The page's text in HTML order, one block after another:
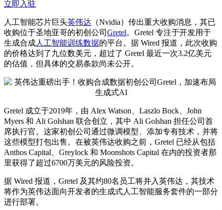
立即入驻
人工智能芯片巨头英伟达 （Nvidia）传出重大收购消息，其已
收购位于圣地亚哥的初创公司 Gretel。Gretel 专注于开发用于
生成合成人工智能训练数据的平台。据 Wired 报道，此次收购
的价格达到了九位数美元，超过了 Gretel 最近一次3.2亿美元
的估值，但具体的交易条款尚未公开。
Gretel 成立于2019年，由 Alex Watson、Laszlo Bock、John
Myers 和 Ali Golshan 联合创立，其中 Ali Golshan 担任公司首
席执行官。这家初创公司通过微调模型、添加专有技术，并将
这些模型打包出售。在被英伟达收购之前，Gretel 已经从包括
Anthos Capital、Greylock 和 Moonshots Capital 在内的投资者那
里获得了超过6700万美元的风险投资。
据 Wired 报道，Gretel 及其约80名员工将并入英伟达，其技术
将作为英伟达面向开发者的生成式人工智能服务套件的一部分
进行部署。